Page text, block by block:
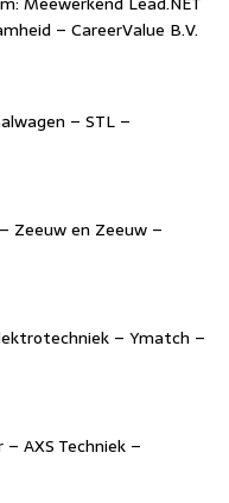
– CareerValue B.V.
– STL –
Zeeuw en Zeeuw –
– Ymatch –
AXS Techniek –